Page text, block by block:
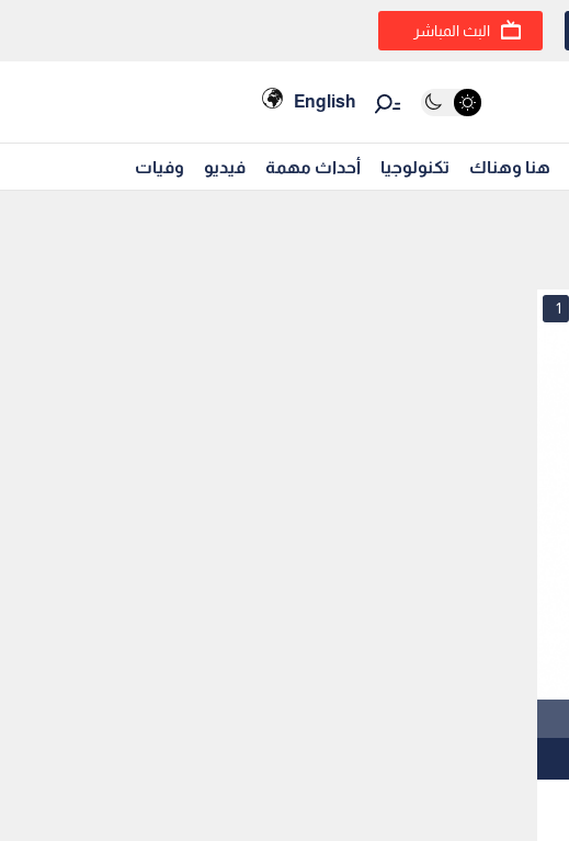
البث المباشر
English
هنا وهناك تكنولوجيا أحداث مهمة فيديو وفيات
1